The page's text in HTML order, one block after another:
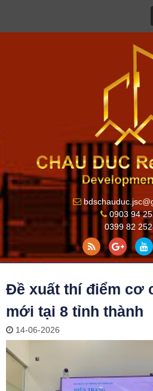
0903 94
0399 82
Đề xuất thí điểm cơ
mới tại 8 tỉnh thành
14-06-2026